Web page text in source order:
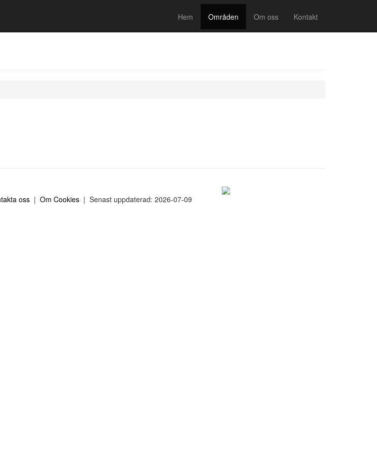
Hem Områden Om oss Kontakt
oss | Om Cookies | Senast uppdaterad: 2026-07-09